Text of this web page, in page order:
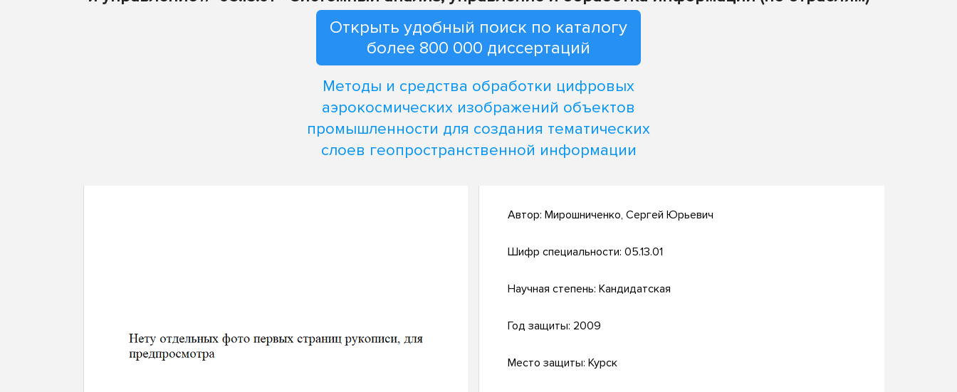
Открыть удобный поиск по каталогу
более 800 000 диссертаций
Методы и средства обработки цифровых
аэрокосмических изображений объектов
промышленности для создания тематических
слоев геопространственной информации
Автор: Мирошниченко, Сергей Юрьевич
Шифр специальности: 05.13.01
Научная степень: Кандидатская
Год защиты: 2009
Место защиты: Курск